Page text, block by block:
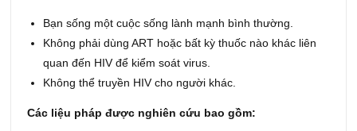
Bạn sống một cuộc sống lành mạnh bình thường.
Không phải dùng ART hoặc bất kỳ thuốc nào khác liên
quan đến HIV để kiểm soát virus.
Không thể truyền HIV cho người khác.
Các liệu pháp được nghiên cứu bao gồm: